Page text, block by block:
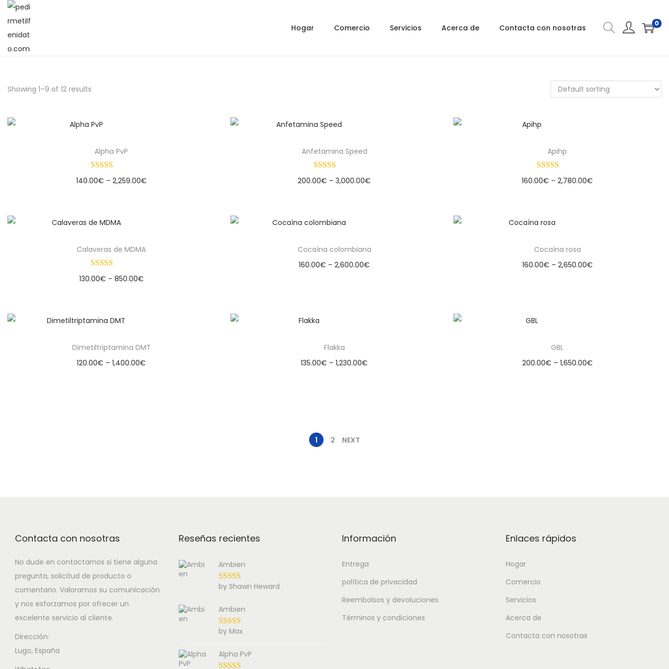
Hogar Comercio Servicios Acerca de Contacta con nosotras 0
Showing 1–9 of 12 results
Alpha PvP
140.00€ – 2,259.00€
Anfetamina Speed
200.00€ – 3,000.00€
Apihp
160.00€ – 2,780.00€
Calaveras de MDMA
130.00€ – 850.00€
Cocaína colombiana
160.00€ – 2,600.00€
Cocaína rosa
160.00€ – 2,650.00€
Dimetiltriptamina DMT
120.00€ – 1,400.00€
Flakka
135.00€ – 1,230.00€
GBL
200.00€ – 1,650.00€
1 2 NEXT
Contacta con nosotras
No dude en contactarnos si tiene alguna
pregunta, solicitud de producto o
comentario. Valoramos su comunicación
y nos esforzamos por ofrecer un
excelente servicio al cliente.
Dirección:
Lugo, España
Reseñas recientes
Ambien
by Shawn Heward
Ambien
by Max
Alpha PvP
Información
Entrega
política de privacidad
Reembolsos y devoluciones
Términos y condiciones
Enlaces rápidos
Hogar
Comercio
Servicios
Acerca de
Contacta con nosotras